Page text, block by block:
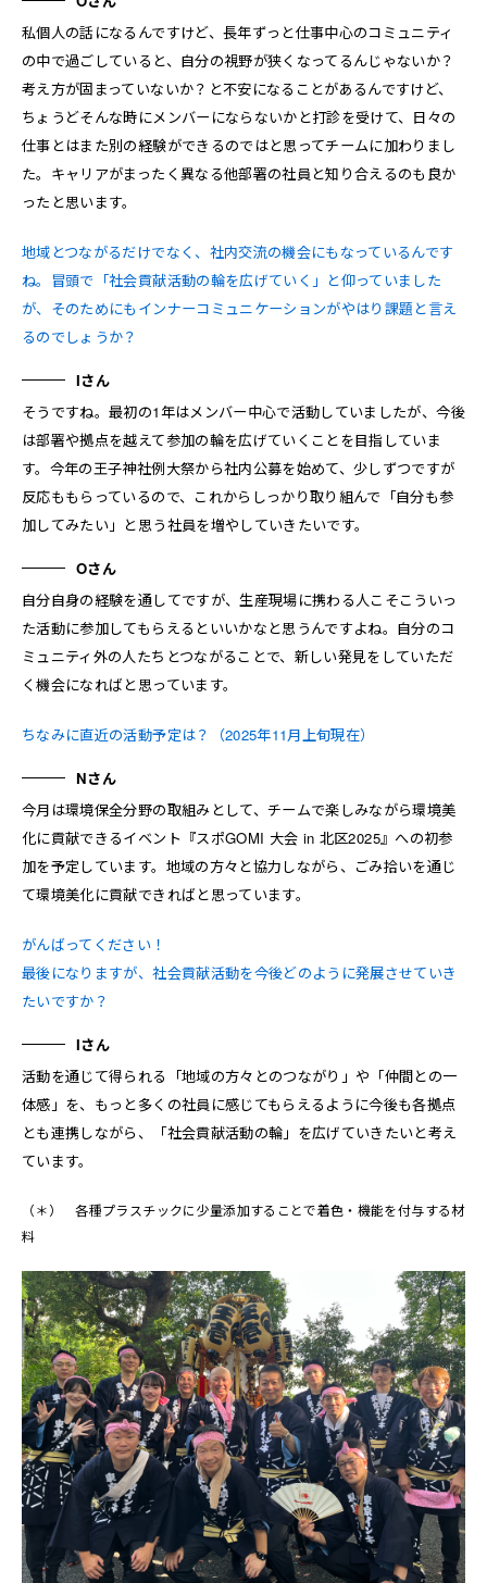
私個人の話になるんですけど、長年ずっと仕事中心のコミュニティ
の中で過ごしていると、自分の視野が狭くなってるんじゃないか？
考え方が固まっていないか？と不安になることがあるんですけど、
ちょうどそんな時にメンバーにならないかと打診を受けて、日々の
仕事とはまた別の経験ができるのではと思ってチームに加わりまし
た。キャリアがまったく異なる他部署の社員と知り合えるのも良か
ったと思います。
地域とつながるだけでなく、社内交流の機会にもなっているんです
ね。冒頭で「社会貢献活動の輪を広げていく」と仰っていました
が、そのためにもインナーコミュニケーションがやはり課題と言え
るのでしょうか？
Iさん
そうですね。最初の1年はメンバー中心で活動していましたが、今後
は部署や拠点を越えて参加の輪を広げていくことを目指していま
す。今年の王子神社例大祭から社内公募を始めて、少しずつですが
反応ももらっているので、これからしっかり取り組んで「自分も参
加してみたい」と思う社員を増やしていきたいです。
Oさん
自分自身の経験を通してですが、生産現場に携わる人こそこういっ
た活動に参加してもらえるといいかなと思うんですよね。自分のコ
ミュニティ外の人たちとつながることで、新しい発見をしていただ
く機会になればと思っています。
ちなみに直近の活動予定は？（2025年11月上旬現在）
Nさん
今月は環境保全分野の取組みとして、チームで楽しみながら環境美
化に貢献できるイベント『スポGOMI 大会 in 北区2025』への初参
加を予定しています。地域の方々と協力しながら、ごみ拾いを通じ
て環境美化に貢献できればと思っています。
がんばってください！
最後になりますが、社会貢献活動を今後どのように発展させていき
たいですか？
Iさん
活動を通じて得られる「地域の方々とのつながり」や「仲間との一
体感」を、もっと多くの社員に感じてもらえるように今後も各拠点
とも連携しながら、「社会貢献活動の輪」を広げていきたいと考え
ています。
（＊） 各種プラスチックに少量添加することで着色・機能を付与する材
料